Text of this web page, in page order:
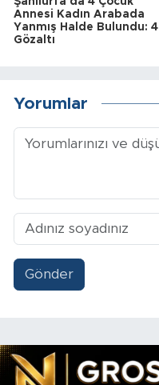
Annesi Kadın Arabada
Yanmış Halde Bulundu: 4
Gözaltı
Yorumlar
Gönder